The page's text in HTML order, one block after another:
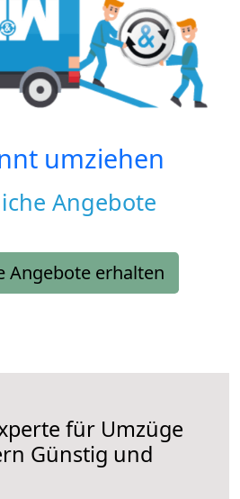
umziehen
Angebote
Angebote erhalten
für Umzüge
Günstig und